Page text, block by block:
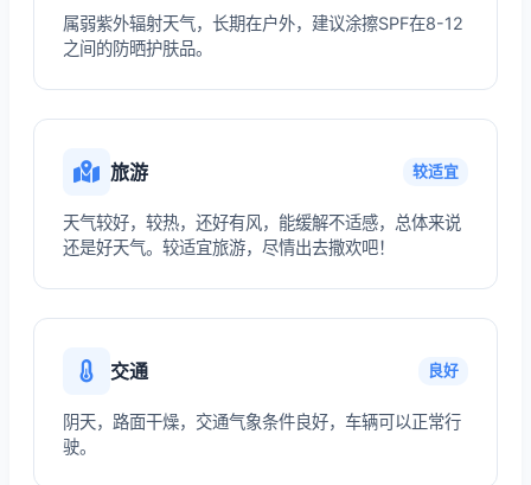
属弱紫外辐射天气，长期在户外，建议涂擦SPF在8-12
之间的防晒护肤品。
旅游 较适宜
天气较好，较热，还好有风，能缓解不适感，总体来说
还是好天气。较适宜旅游，尽情出去撒欢吧！
交通 良好
阴天，路面干燥，交通气象条件良好，车辆可以正常行
驶。